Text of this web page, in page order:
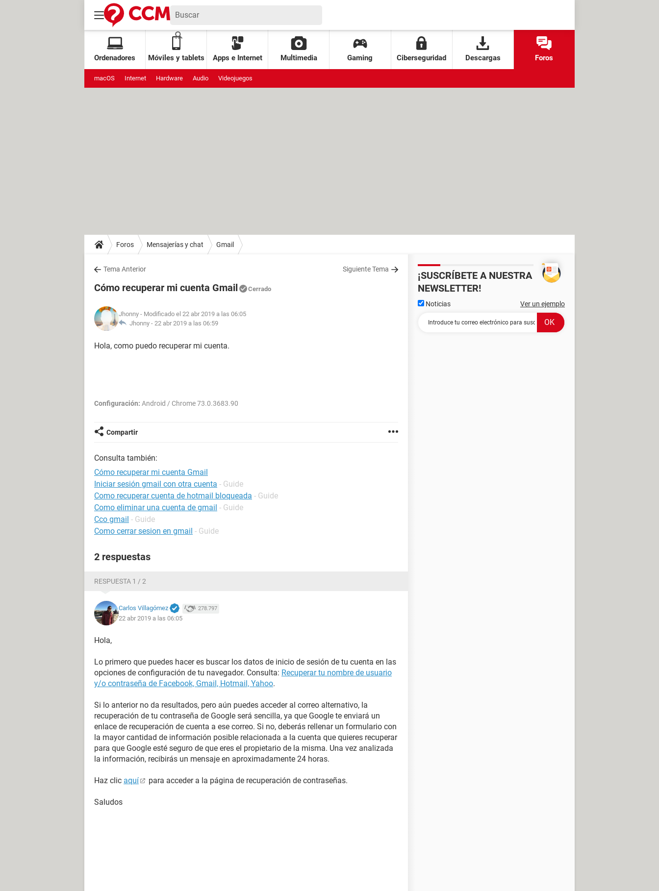
Ordenadores Móviles y tablets Apps e Internet Multimedia Gaming Ciberseguridad Descargas Foros
macOS Internet Hardware Audio Videojuegos
Foros Mensajerías y chat Gmail
Tema Anterior Siguiente Tema
Cómo recuperar mi cuenta Gmail Cerrado
Jhonny - Modificado el 22 abr 2019 a las 06:05
Jhonny - 22 abr 2019 a las 06:59
Hola, como puedo recuperar mi cuenta.
Configuración: Android / Chrome 73.0.3683.90
Compartir
Consulta también:
Cómo recuperar mi cuenta Gmail
Iniciar sesión gmail con otra cuenta - Guide
Como recuperar cuenta de hotmail bloqueada - Guide
Como eliminar una cuenta de gmail - Guide
Cco gmail - Guide
Como cerrar sesion en gmail - Guide
2 respuestas
RESPUESTA 1 / 2
Carlos Villagómez 278.797
22 abr 2019 a las 06:05
Hola,
Lo primero que puedes hacer es buscar los datos de inicio de sesión de tu cuenta en las
opciones de configuración de tu navegador. Consulta: Recuperar tu nombre de usuario
y/o contraseña de Facebook, Gmail, Hotmail, Yahoo.
Si lo anterior no da resultados, pero aún puedes acceder al correo alternativo, la
recuperación de tu contraseña de Google será sencilla, ya que Google te enviará un
enlace de recuperación de cuenta a ese correo. Si no, deberás rellenar un formulario con
la mayor cantidad de información posible relacionada a la cuenta que quieres recuperar
para que Google esté seguro de que eres el propietario de la misma. Una vez analizada
la información, recibirás un mensaje en aproximadamente 24 horas.
Haz clic aquí para acceder a la página de recuperación de contraseñas.
Saludos
¡SUSCRÍBETE A NUESTRA
NEWSLETTER!
Noticias Ver un ejemplo